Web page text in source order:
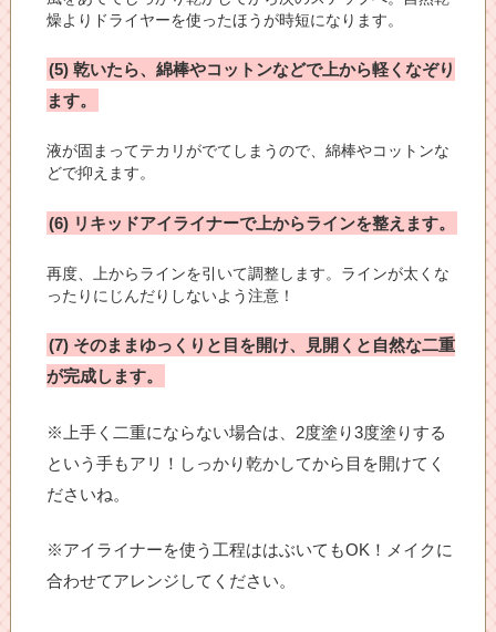
燥よりドライヤーを使ったほうが時短になります。
(5) 乾いたら、綿棒やコットンなどで上から軽くなぞり
ます。
液が固まってテカリがでてしまうので、綿棒やコットンな
どで抑えます。
(6) リキッドアイライナーで上からラインを整えます。
再度、上からラインを引いて調整します。ラインが太くな
ったりにじんだりしないよう注意！
(7) そのままゆっくりと目を開け、見開くと自然な二重
が完成します。
※上手く二重にならない場合は、2度塗り3度塗りする
という手もアリ！しっかり乾かしてから目を開けてく
ださいね。
※アイライナーを使う工程ははぶいてもOK！メイクに
合わせてアレンジしてください。